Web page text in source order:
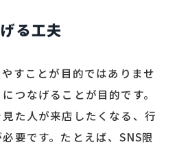
る工夫
すことが目的ではありませ
つなげることが目的です。
た人が来店したくなる、行
要です。たとえば、SNS限